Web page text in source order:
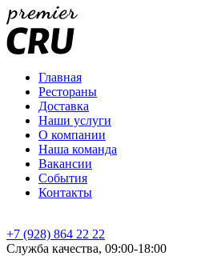
Главная
Рестораны
Доставка
Наши услуги
О компании
Наша команда
Вакансии
События
Контакты
+7 (928) 864 22 22
Служба качества, 09:00-18:00